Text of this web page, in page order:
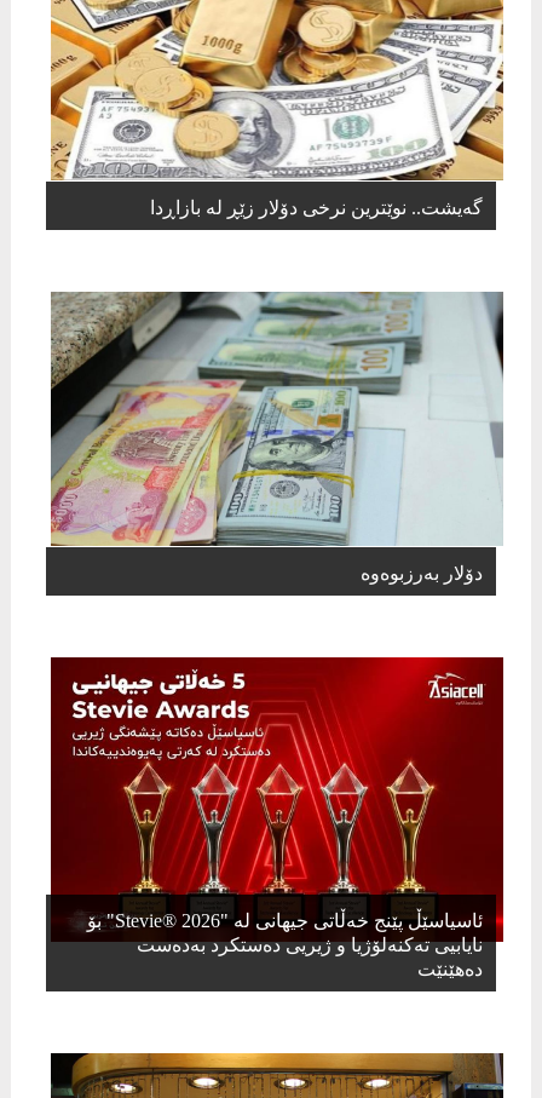
گەیشت.. نوێترین نرخی دۆلار زێڕ لە بازاڕدا
دۆلار بەرزبوەوە
ئاسیاسێڵ پێنج خەڵاتی جیهانی لە "Stevie® 2026" بۆ
نایابیی تەکنەلۆژیا و ژیریی دەستکرد بەدەست
دەهێنێت